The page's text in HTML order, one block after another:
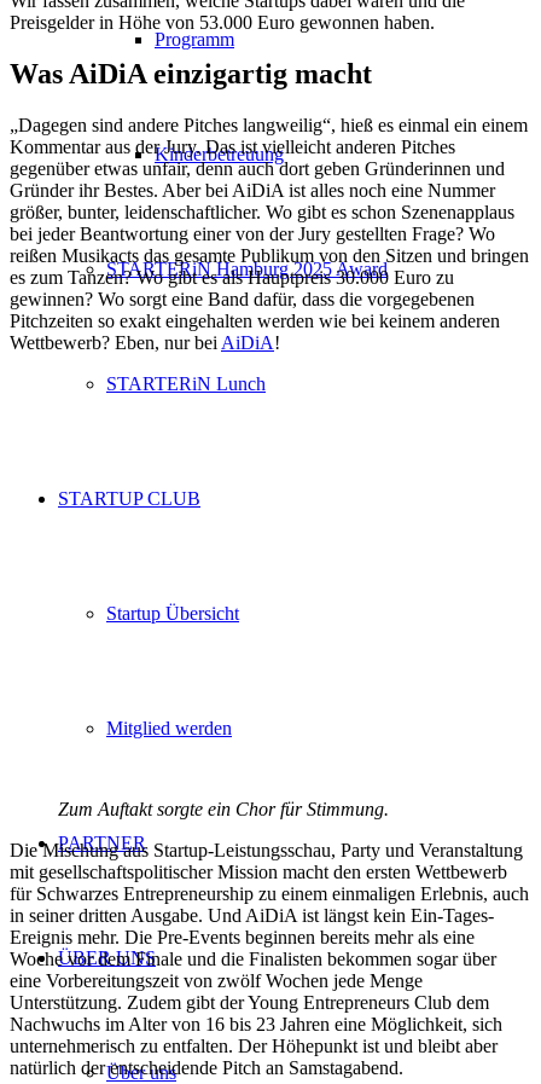
Programm
Kinderbetreuung
STARTERiN Hamburg 2025 Award
STARTERiN Lunch
STARTUP CLUB
Startup Übersicht
Mitglied werden
PARTNER
ÜBER UNS
Über uns
Preisgelder in Höhe von 53.000 Euro gewonnen haben.
Was AiDiA einzigartig macht
„Dagegen sind andere Pitches langweilig“, hieß es einmal ein einem
Kommentar aus der Jury. Das ist vielleicht anderen Pitches
gegenüber etwas unfair, denn auch dort geben Gründerinnen und
Gründer ihr Bestes. Aber bei AiDiA ist alles noch eine Nummer
größer, bunter, leidenschaftlicher. Wo gibt es schon Szenenapplaus
bei jeder Beantwortung einer von der Jury gestellten Frage? Wo
reißen Musikacts das gesamte Publikum von den Sitzen und bringen
es zum Tanzen? Wo gibt es als Hauptpreis 30.000 Euro zu
gewinnen? Wo sorgt eine Band dafür, dass die vorgegebenen
Pitchzeiten so exakt eingehalten werden wie bei keinem anderen
Wettbewerb? Eben, nur bei AiDiA!
Zum Auftakt sorgte ein Chor für Stimmung.
Die Mischung aus Startup-Leistungsschau, Party und Veranstaltung
mit gesellschaftspolitischer Mission macht den ersten Wettbewerb
für Schwarzes Entrepreneurship zu einem einmaligen Erlebnis, auch
in seiner dritten Ausgabe. Und AiDiA ist längst kein Ein-Tages-
Ereignis mehr. Die Pre-Events beginnen bereits mehr als eine
Woche vor dem Finale und die Finalisten bekommen sogar über
eine Vorbereitungszeit von zwölf Wochen jede Menge
Unterstützung. Zudem gibt der Young Entrepreneurs Club dem
Nachwuchs im Alter von 16 bis 23 Jahren eine Möglichkeit, sich
unternehmerisch zu entfalten. Der Höhepunkt ist und bleibt aber
natürlich der entscheidende Pitch an Samstagabend.